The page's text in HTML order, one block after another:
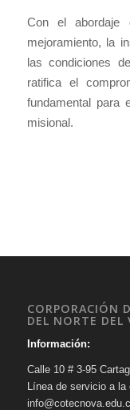
Con el
mejoramiento, la
las condiciones
ratifica el
fundamental para
misional.
CORPORACIÓN
DEL NORTE DEL
Información:
Calle 10 # 3-95
Línea de servicio a la